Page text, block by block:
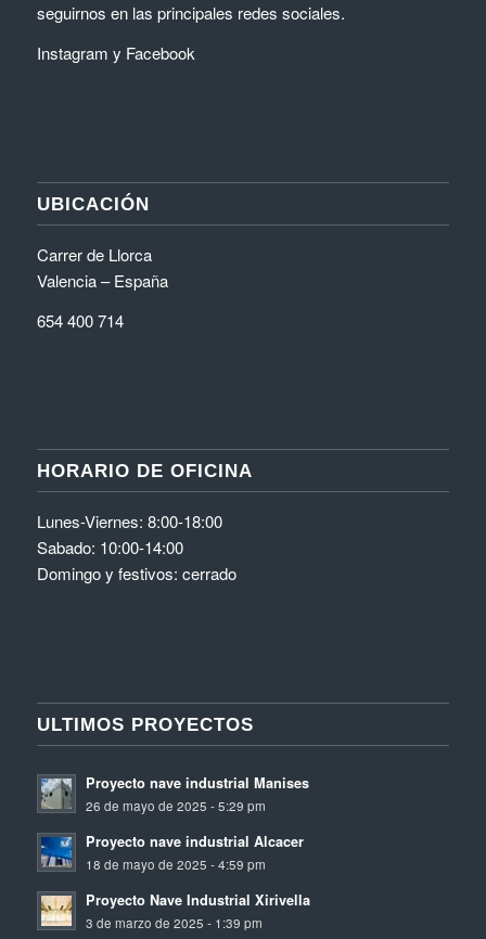
seguirnos en las principales redes sociales.
Instagram y Facebook
UBICACIÓN
Carrer de Llorca
Valencia – España
654 400 714
HORARIO DE OFICINA
Lunes-Viernes: 8:00-18:00
Sabado: 10:00-14:00
Domingo y festivos: cerrado
ULTIMOS PROYECTOS
Proyecto nave industrial Manises
26 de mayo de 2025 - 5:29 pm
Proyecto nave industrial Alcacer
18 de mayo de 2025 - 4:59 pm
Proyecto Nave Industrial Xirivella
3 de marzo de 2025 - 1:39 pm